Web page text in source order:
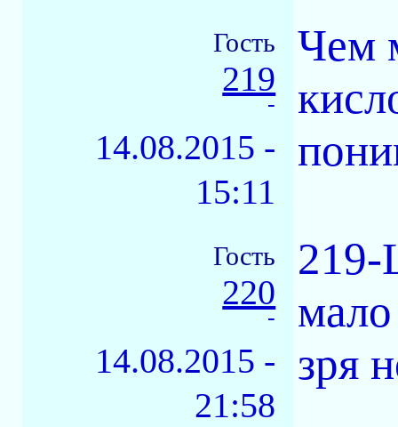
Гость
219
-
14.08.2015 -
15:11
Чем
Гость
220
-
14.08.2015 -
21:58
219-
зря